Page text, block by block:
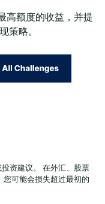
高额度的收益，并提
策略。
资建议。 在外汇、股票
您可能会损失超过最初的